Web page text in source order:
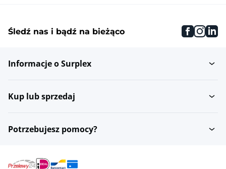
Stoly do ciecia szkla Further stone processing
uszczelniania
Śledź nas i bądź na bieżąco
Informacje o Surplex
Kup lub sprzedaj
Potrzebujesz pomocy?